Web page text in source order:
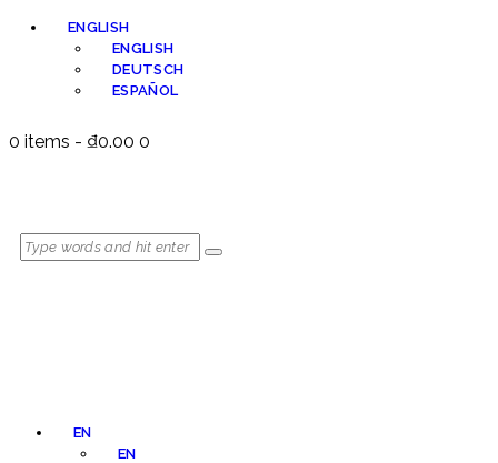
ENGLISH
ENGLISH
DEUTSCH
ESPAÑOL
0 items - ₫0.00 0
EN
EN